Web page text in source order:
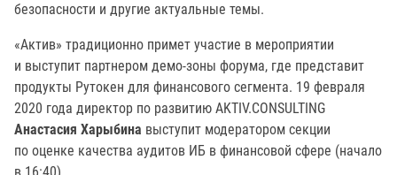
безопасности и другие актуальные темы.
«Актив» традиционно примет участие в мероприятии
и выступит партнером демо-зоны форума, где представит
продукты Рутокен для финансового сегмента. 19 февраля
2020 года директор по развитию AKTIV.CONSULTING
Анастасия Харыбина выступит модератором секции
по оценке качества аудитов ИБ в финансовой сфере (начало